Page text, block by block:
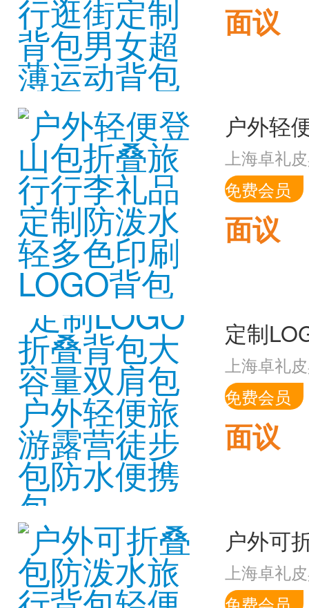
面议
上海卓礼
免费会员
面议
上海卓礼
免费会员
面议
上海卓礼